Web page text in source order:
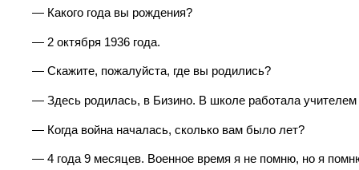
— Какого года вы рождения?
— 2 октября 1936 года.
— Скажите, пожалуйста, где вы родились?
— Здесь родилась, в Бизино. В школе работала учителем
— Когда война началась, сколько вам было лет?
— 4 года 9 месяцев. Военное время я не помню, но я